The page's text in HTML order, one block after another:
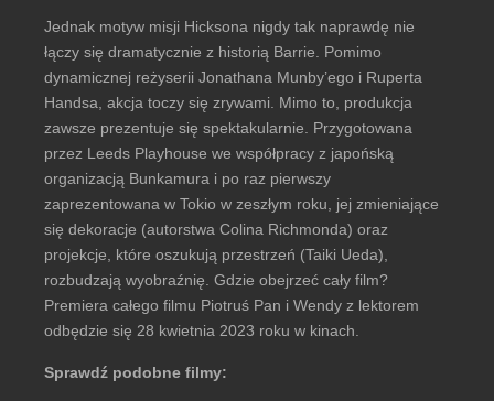
Jednak motyw misji Hicksona nigdy tak naprawdę nie
łączy się dramatycznie z historią Barrie. Pomimo
dynamicznej reżyserii Jonathana Munby’ego i Ruperta
Handsa, akcja toczy się zrywami. Mimo to, produkcja
zawsze prezentuje się spektakularnie. Przygotowana
przez Leeds Playhouse we współpracy z japońską
organizacją Bunkamura i po raz pierwszy
zaprezentowana w Tokio w zeszłym roku, jej zmieniające
się dekoracje (autorstwa Colina Richmonda) oraz
projekcje, które oszukują przestrzeń (Taiki Ueda),
rozbudzają wyobraźnię. Gdzie obejrzeć cały film?
Premiera całego filmu Piotruś Pan i Wendy z lektorem
odbędzie się 28 kwietnia 2023 roku w kinach.
Sprawdź podobne filmy: